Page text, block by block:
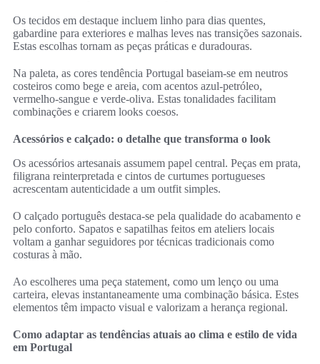
Os tecidos em destaque incluem linho para dias quentes,
gabardine para exteriores e malhas leves nas transições sazonais.
Estas escolhas tornam as peças práticas e duradouras.
Na paleta, as cores tendência Portugal baseiam-se em neutros
costeiros como bege e areia, com acentos azul-petróleo,
vermelho-sangue e verde-oliva. Estas tonalidades facilitam
combinações e criarem looks coesos.
Acessórios e calçado: o detalhe que transforma o look
Os acessórios artesanais assumem papel central. Peças em prata,
filigrana reinterpretada e cintos de curtumes portugueses
acrescentam autenticidade a um outfit simples.
O calçado português destaca-se pela qualidade do acabamento e
pelo conforto. Sapatos e sapatilhas feitos em ateliers locais
voltam a ganhar seguidores por técnicas tradicionais como
costuras à mão.
Ao escolheres uma peça statement, como um lenço ou uma
carteira, elevas instantaneamente uma combinação básica. Estes
elementos têm impacto visual e valorizam a herança regional.
Como adaptar as tendências atuais ao clima e estilo de vida
em Portugal